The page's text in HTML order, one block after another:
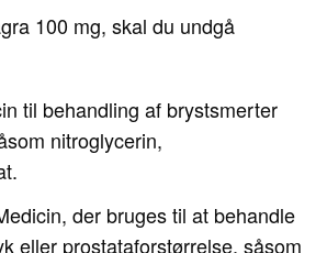
100 mg, skal du undgå
til behandling af brystsmerter
nitroglycerin,
der bruges til at behandle
eller prostataforstørrelse, såsom